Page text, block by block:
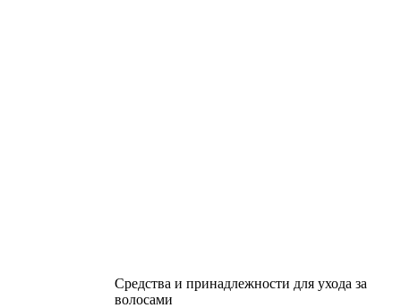
Средства и принадлежности для ухода за
волосами